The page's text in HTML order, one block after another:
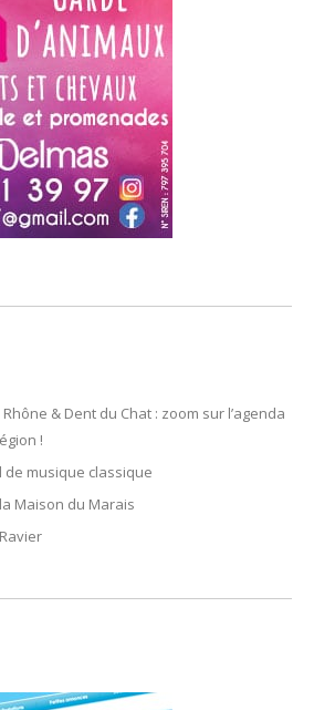
& Dent du Chat : zoom sur l’agenda
!
musique classique
Maison du Marais